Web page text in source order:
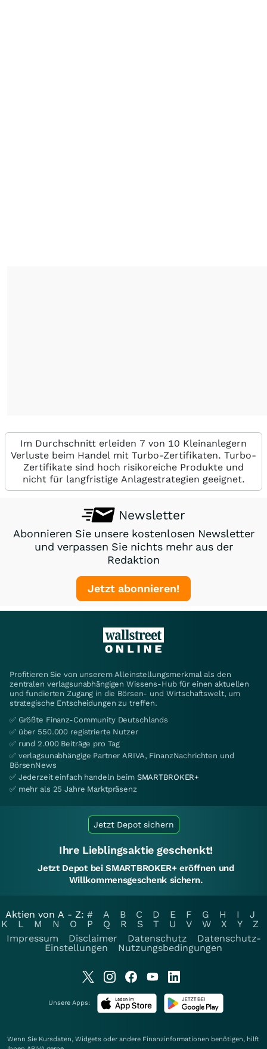
Im Durchschnitt erleiden 7 von 10 Kleinanlegern
Verluste beim Handel mit Turbo-Zertifikaten. Turbo-
Zertifikate sind hoch risikoreiche Produkte und
nicht für langfristige Anlagestrategien geeignet.
Newsletter
Abonnieren Sie unsere kostenlosen Newsletter
und verpassen Sie nichts mehr aus der
Redaktion
Jetzt abonnieren!
Profitieren Sie von unserem Alleinstellungsmerkmal als den
zentralen verlagsunabhängigen Wissens-Hub für einen aktuellen
und fundierten Zugang in die Börsen- und Wirtschaftswelt, um
strategische Entscheidungen zu treffen.
✅ Größte Finanz-Community Deutschlands
✅ über 550.000 registrierte Nutzer
✅ rund 2.000 Beiträge pro Tag
✅ verlagsunabhängige Partner ARIVA, FinanzNachrichten und
BörsenNews
✅ Jederzeit einfach handeln beim SMARTBROKER+
✅ mehr als 25 Jahre Marktpräsenz
Jetzt Depot sichern
Ihre Lieblingsaktie geschenkt!
Jetzt Depot bei SMARTBROKER+ eröffnen und
Willkommensgeschenk sichern.
Aktien von A - Z: # A B C D E F G H I
J
K
L M N O P Q R S T U V W X Y
Z
Impressum
Disclaimer Datenschutz
Datenschutz-
Einstellungen
Nutzungsbedingungen
Unsere Apps:
Wenn Sie Kursdaten, Widgets oder andere Finanzinformationen benötigen, hilft